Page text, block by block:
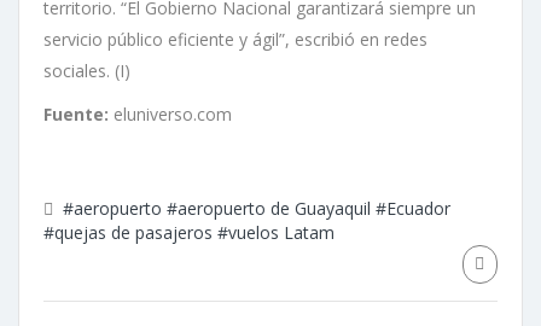
territorio. “El Gobierno Nacional garantizará siempre un
servicio público eficiente y ágil”, escribió en redes
sociales. (I)
Fuente: eluniverso.com
#aeropuerto #aeropuerto de Guayaquil #Ecuador
#quejas de pasajeros #vuelos Latam